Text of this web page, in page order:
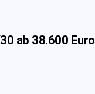
ab 38.600 Euro